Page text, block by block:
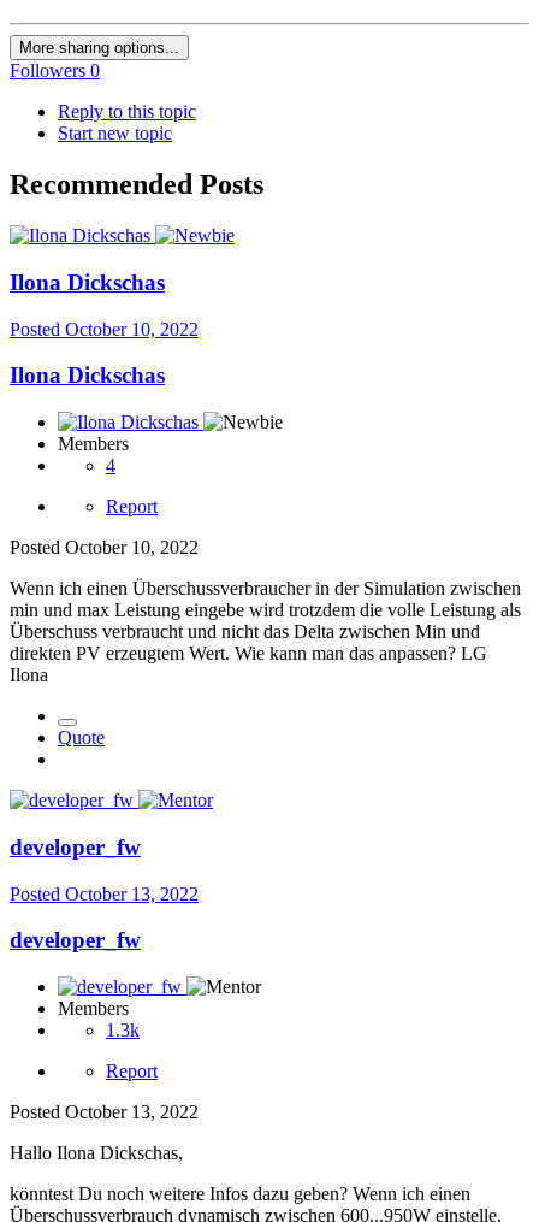
More sharing options...
Followers 0
Reply to this topic
Start new topic
Recommended Posts
Ilona Dickschas
Posted October 10, 2022
Ilona Dickschas
Members
4
Report
Posted October 10, 2022
Wenn ich einen Überschussverbraucher in der Simulation zwischen
min und max Leistung eingebe wird trotzdem die volle Leistung als
Überschuss verbraucht und nicht das Delta zwischen Min und
direkten PV erzeugtem Wert. Wie kann man das anpassen? LG
Ilona
Quote
developer_fw
Posted October 13, 2022
developer_fw
Members
1.3k
Report
Posted October 13, 2022
Hallo Ilona Dickschas,
könntest Du noch weitere Infos dazu geben? Wenn ich einen
Überschussverbrauch dynamisch zwischen 600...950W einstelle,